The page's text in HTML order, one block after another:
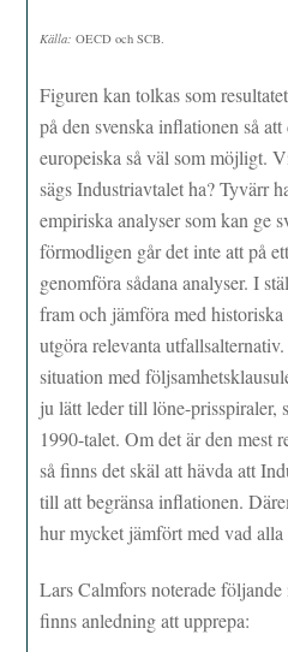
Källa: OECD och SCB.
Figuren kan tolkas som
på den svenska inflationen så
europeiska så väl som möjligt.
sägs Industriavtalet ha? Tyvärr
empiriska analyser som kan ge
förmodligen går det inte att på
genomföra sådana analyser. I
fram och jämföra med
utgöra relevanta
situation med
ju lätt leder till löne-prisspiraler,
1990-talet. Om det är den mest
så finns det skäl att hävda att
till att begränsa inflationen.
hur mycket jämfört med vad
Lars Calmfors noterade
finns anledning att upprepa: